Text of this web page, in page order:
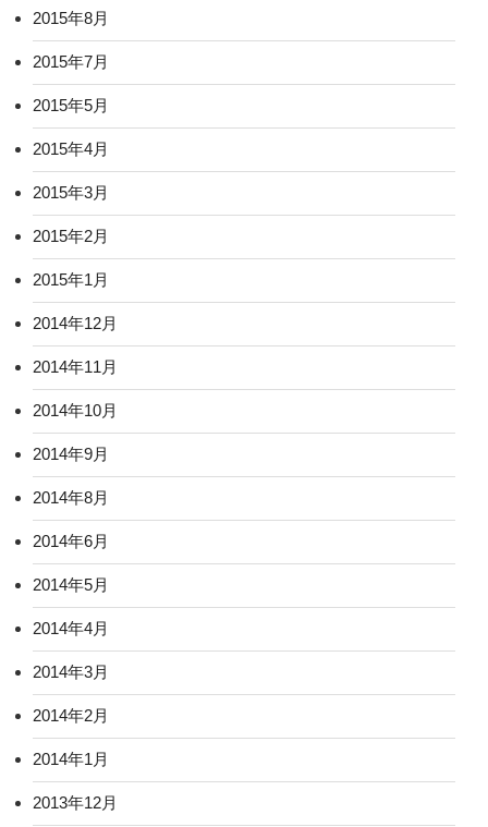
2015年8月
2015年7月
2015年5月
2015年4月
2015年3月
2015年2月
2015年1月
2014年12月
2014年11月
2014年10月
2014年9月
2014年8月
2014年6月
2014年5月
2014年4月
2014年3月
2014年2月
2014年1月
2013年12月